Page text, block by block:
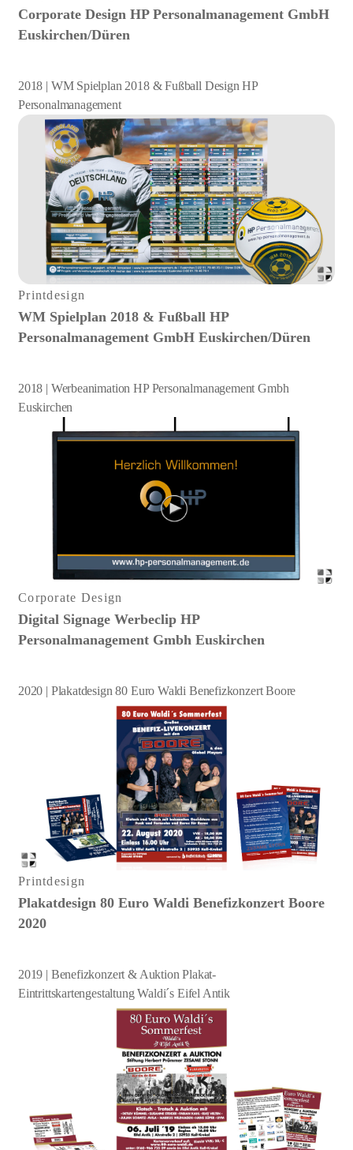
Corporate Design HP Personalmanagement GmbH
Euskirchen/Düren
2018 | WM Spielplan 2018 & Fußball Design HP
Personalmanagement
Printdesign
WM Spielplan 2018 & Fußball HP
Personalmanagement GmbH Euskirchen/Düren
2018 | Werbeanimation HP Personalmanagement Gmbh
Euskirchen
Corporate Design
Digital Signage Werbeclip HP
Personalmanagement Gmbh Euskirchen
2020 | Plakatdesign 80 Euro Waldi Benefizkonzert Boore
Printdesign
Plakatdesign 80 Euro Waldi Benefizkonzert Boore
2020
2019 | Benefizkonzert & Auktion Plakat-
Eintrittskartengestaltung Waldi´s Eifel Antik